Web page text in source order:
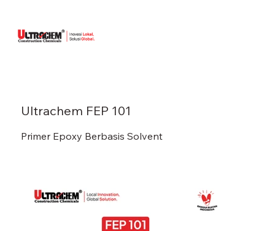
Ultrachem FEP 101
Primer Epoxy Berbasis Solvent